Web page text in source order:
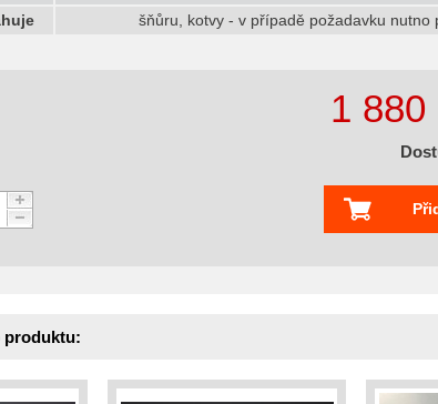
šňůru, kotvy - v případě požadavku nutno
1 880
produktu: